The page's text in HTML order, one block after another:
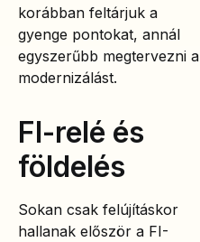
korábban feltárjuk a
gyenge pontokat, annál
egyszerűbb megtervezni a
modernizálást.
FI-relé és
földelés
Sokan csak felújításkor
hallanak először a FI-